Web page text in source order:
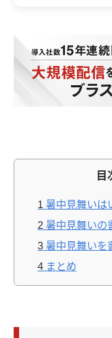
目
1 暑中見舞いは
2 暑中見舞いの
3 暑中見舞いを
4 まとめ